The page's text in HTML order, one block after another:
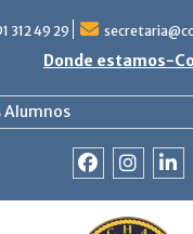
312 49 29
Donde estamos-
Alumnos